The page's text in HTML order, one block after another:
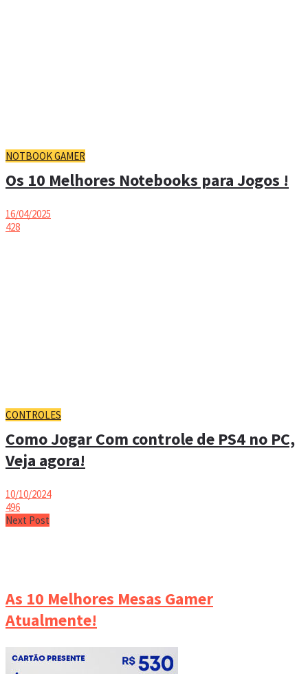
NOTBOOK GAMER
Os 10 Melhores Notebooks para Jogos !
16/04/2025
428
CONTROLES
Como Jogar Com controle de PS4 no PC,
Veja agora!
10/10/2024
496
Next Post
As 10 Melhores Mesas Gamer
Atualmente!